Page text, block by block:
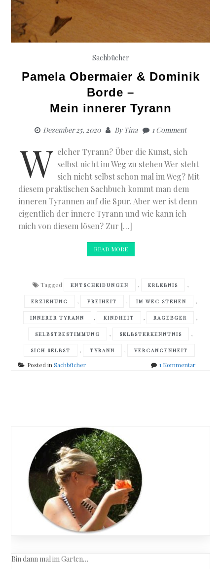
Sachbücher
Pamela Obermaier & Dominik
Borde –
Mein innerer Tyrann
Dezember 25, 2020 ByTina 1 Comment
W elcher Tyrann? Über die Kunst, sich
selbst nicht im Weg zu stehen Wer steht
sich nicht selbst schon mal im Weg? Mit
diesem praktischen Sachbuch kommt man dem
inneren Tyrannen auf die Spur. Aber wer ist denn
eigentlich der innere Tyrann und wie kann ich
mich von diesem lösen? Zur […]
READ MORE
Tagged ENTSCHEIDUNGEN , ERLEBNIS ,
ERZIEHUNG , FREIHEIT , IM WEG STEHEN ,
INNERER TYRANN , KINDHEIT , RAGEBGER ,
SELBSTBESTIMMUNG , SELBSTERKENNTNIS ,
SICH SELBST , TYRANN , VERGANGENHEIT
Posted inSachbücher 1 Kommentarzu
navigation
Bin dann mal im Garten…